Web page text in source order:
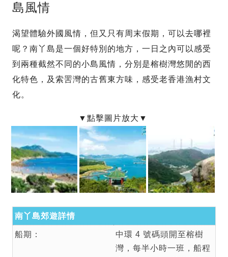
島風情
渴望體驗外國風情，但又只有周末假期，可以去哪裡
呢？南丫島是一個好特別的地方，一日之內可以感受
到兩種截然不同的小島風情，分別是榕樹灣悠閒的西
化特色，及索罟灣的古舊東方味，感受老香港漁村文
化。
南丫島郊遊詳情
船期：
中環 4 號碼頭開至榕樹
灣，每半小時一班，船程